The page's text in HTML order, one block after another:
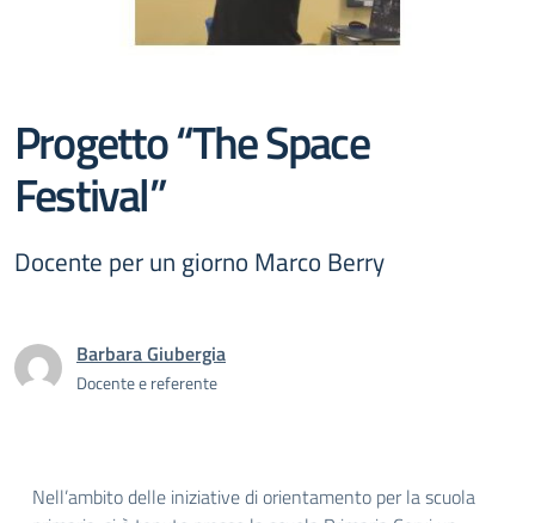
Progetto “The Space
Festival”
Docente per un giorno Marco Berry
Barbara Giubergia
Docente e referente
Nell’ambito delle iniziative di orientamento per la scuola